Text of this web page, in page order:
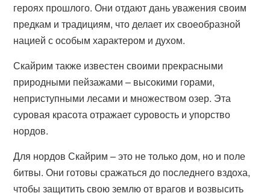
героях прошлого. Они отдают дань уважения своим
предкам и традициям, что делает их своеобразной
нацией с особым характером и духом.
Скайрим также известен своими прекрасными
природными пейзажами – высокими горами,
неприступными лесами и множеством озер. Эта
суровая красота отражает суровость и упорство
нордов.
Для нордов Скайрим – это не только дом, но и поле
битвы. Они готовы сражаться до последнего вздоха,
чтобы защитить свою землю от врагов и возвысить